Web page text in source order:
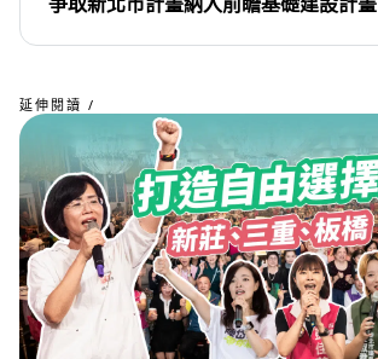
延伸閱讀 /